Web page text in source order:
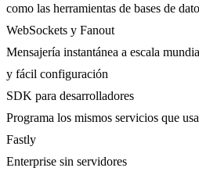
como las herramientas de bases de
WebSockets y Fanout
Mensajería instantánea a escala
y fácil configuración
SDK para desarrolladores
Programa los mismos servicios que
Fastly
Enterprise sin servidores